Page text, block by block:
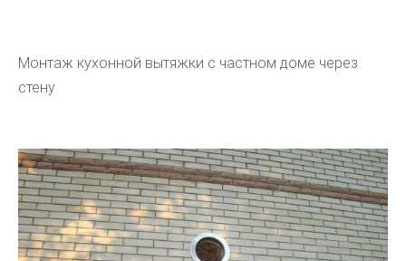
Монтаж кухонной вытяжки с частном доме через
стену